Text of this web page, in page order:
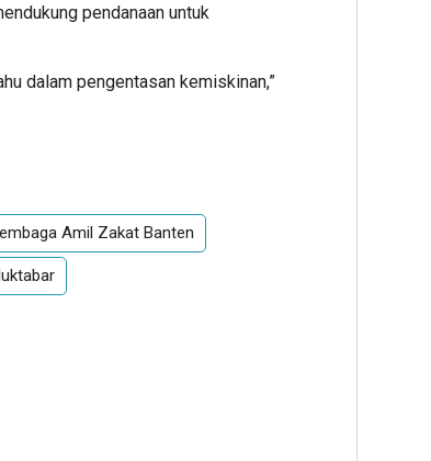
pendanaan untuk
dalam pengentasan kemiskinan,”
Amil Zakat Banten